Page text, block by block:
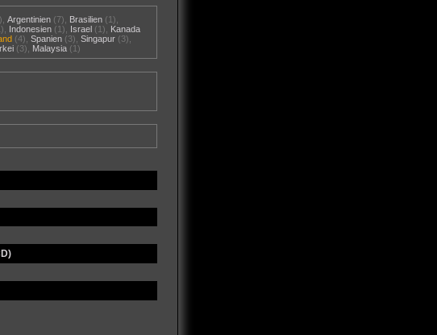
Argentinien (7), Brasilien (1),
Indonesien (1), Israel (1), Kanada
(4),Spanien (3),Singapur (3),
(3), Malaysia (1)